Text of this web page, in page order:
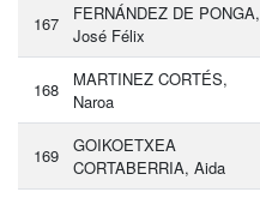
167
FERNÁNDEZ DE PONGA,
José Félix
168
MARTINEZ CORTÉS,
Naroa
169
GOIKOETXEA
CORTABERRIA, Aida